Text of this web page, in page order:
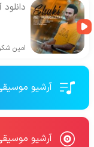
امین
آرشیو
آرشیو